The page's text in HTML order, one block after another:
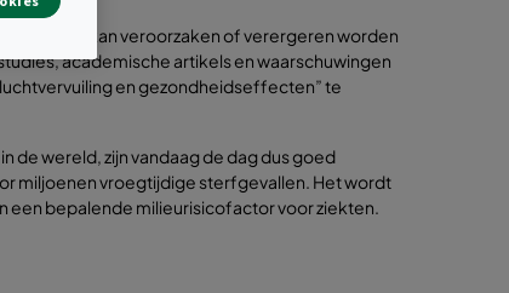
kan veroorzaken of verergeren worden
academische artikels en waarschuwingen
en gezondheidseffecten” te
de wereld, zijn vandaag de dag dus goed
miljoenen vroegtijdige sterfgevallen. Het wordt
een bepalende milieurisicofactor voor ziekten.